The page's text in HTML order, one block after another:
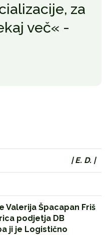
za
več« -
| E. D. |
Valerija Špacapan Friš
podjetja DB
ji je Logistično